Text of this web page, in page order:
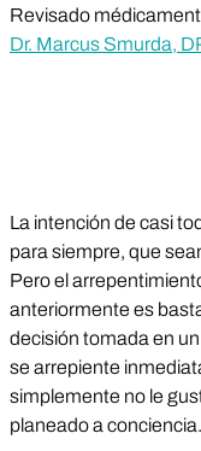
Revisado
Dr. Marcus Smurda,
La intención de casi
para siempre, que
Pero el
anteriormente es
decisión tomada en
se arrepiente
simplemente no le
planeado a conciencia.